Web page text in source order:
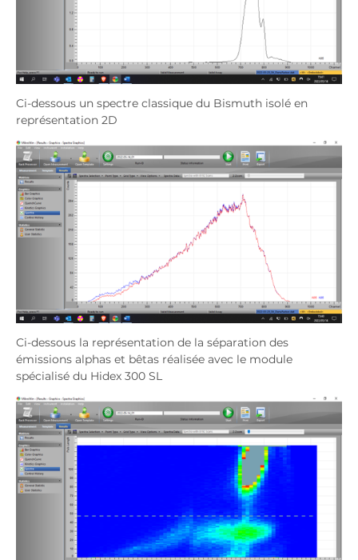
Ci-dessous un spectre classique du Bismuth isolé en
représentation 2D
Ci-dessous la représentation de la séparation des
émissions alphas et bêtas réalisée avec le module
spécialisé du Hidex 300 SL